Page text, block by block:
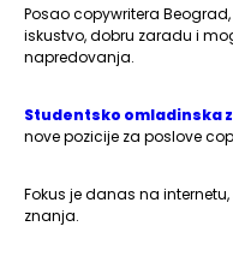
Posao copywritera
iskustvo, dobru zaradu i
napredovanja.
Studentsko omladinska
nove pozicije za poslove
Fokus je danas na
znanja.